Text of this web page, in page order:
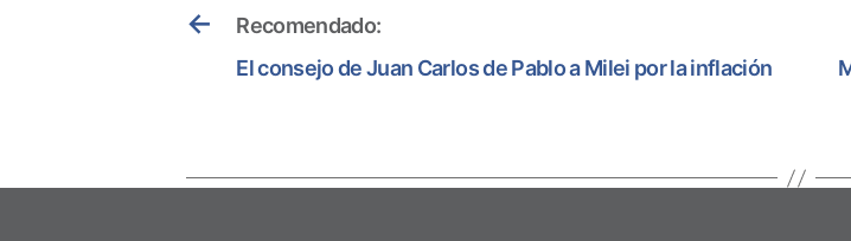
←
Recomendado:
El consejo de Juan Carlos de Pablo a Milei por la inflación